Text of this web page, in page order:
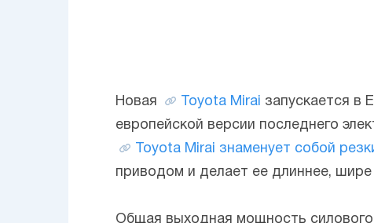
Новая Toyota Mirai запускается в
европейской версии последнего
Toyota Mirai знаменует собой
приводом и делает ее длиннее,
Общая выходная мощность силового